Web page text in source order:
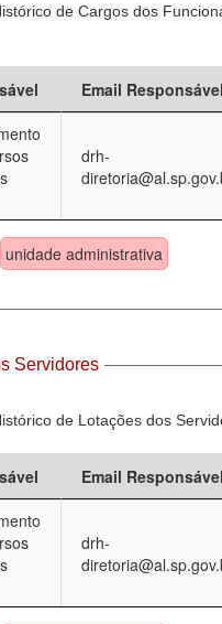
de Cargos dos
Email
drh-
unidade administrativa
Servidores
de Lotações dos
Email
drh-